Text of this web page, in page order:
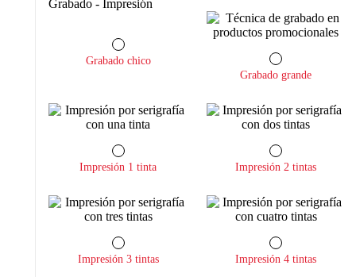
Grabado - Impresión
Grabado chico
Grabado grande
Impresión 1 tinta Impresión 2 tintas
Impresión 3 tintas Impresión 4 tintas